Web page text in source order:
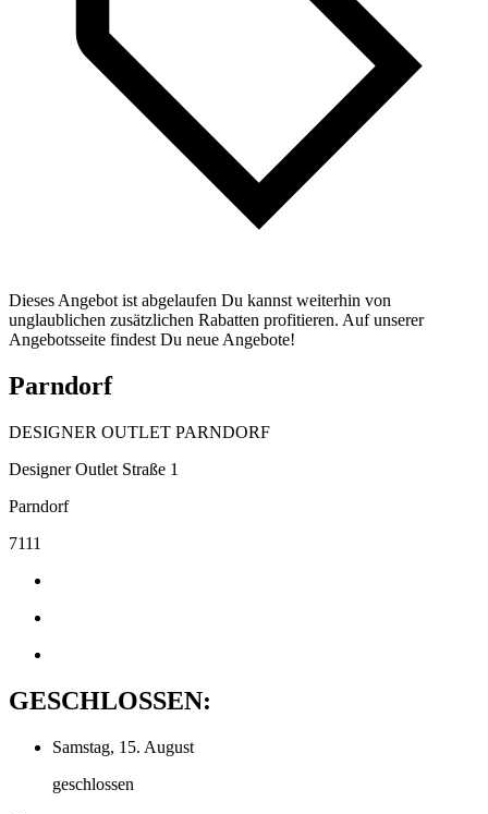
Dieses Angebot ist abgelaufen Du kannst weiterhin von
unglaublichen zusätzlichen Rabatten profitieren. Auf unserer
Angebotsseite findest Du neue Angebote!
Parndorf
DESIGNER OUTLET PARNDORF
Designer Outlet Straße 1
Parndorf
7111
GESCHLOSSEN:
Samstag, 15. August
geschlossen